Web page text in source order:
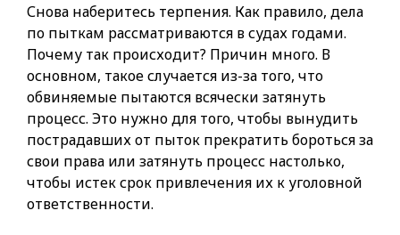
Снова наберитесь терпения. Как правило, дела
по пыткам рассматриваются в судах годами.
Почему так происходит? Причин много. В
основном, такое случается из-за того, что
обвиняемые пытаются всячески затянуть
процесс. Это нужно для того, чтобы вынудить
пострадавших от пыток прекратить бороться за
свои права или затянуть процесс настолько,
чтобы истек срок привлечения их к уголовной
ответственности.